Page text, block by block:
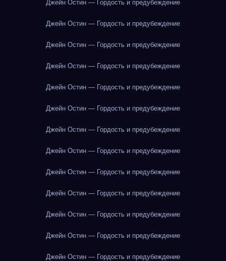
Джейн Остин — Гордость и предубеждение
Джейн Остин — Гордость и предубеждение
Джейн Остин — Гордость и предубеждение
Джейн Остин — Гордость и предубеждение
Джейн Остин — Гордость и предубеждение
Джейн Остин — Гордость и предубеждение
Джейн Остин — Гордость и предубеждение
Джейн Остин — Гордость и предубеждение
Джейн Остин — Гордость и предубеждение
Джейн Остин — Гордость и предубеждение
Джейн Остин — Гордость и предубеждение
Джейн Остин — Гордость и предубеждение
Джейн Остин — Гордость и предубеждение